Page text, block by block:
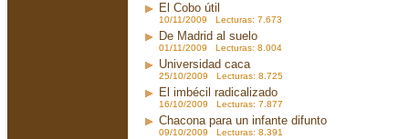
El Cobo útil
10/11/2009 Lecturas: 7.673
De Madrid al suelo
01/11/2009 Lecturas: 8.004
Universidad caca
25/10/2009 Lecturas: 8.725
El imbécil radicalizado
16/10/2009 Lecturas: 7.877
Chacona para un infante difunto
09/10/2009 Lecturas: 8.391